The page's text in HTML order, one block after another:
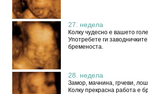
27. недела
Колку чудесно е вашето
Употребете ги
бременоста.
28. недела
Замор, мачнина, грчеви,
Колку прекрасна работа е